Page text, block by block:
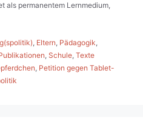
als permanentem Lernmedium,
, Eltern, Pädagogik,
, Schule, Texte
, Petition gegen Tablet-